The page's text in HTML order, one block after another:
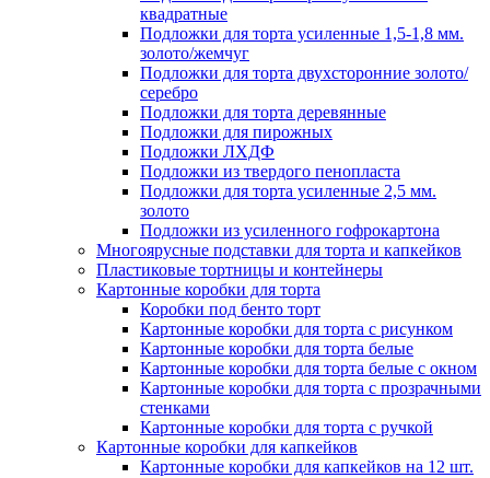
квадратные
Подложки для торта усиленные 1,5-1,8 мм.
золото/жемчуг
Подложки для торта двухсторонние золото/
серебро
Подложки для торта деревянные
Подложки для пирожных
Подложки ЛХДФ
Подложки из твердого пенопласта
Подложки для торта усиленные 2,5 мм.
золото
Подложки из усиленного гофрокартона
Многоярусные подставки для торта и капкейков
Пластиковые тортницы и контейнеры
Картонные коробки для торта
Коробки под бенто торт
Картонные коробки для торта с рисунком
Картонные коробки для торта белые
Картонные коробки для торта белые с окном
Картонные коробки для торта с прозрачными
стенками
Картонные коробки для торта с ручкой
Картонные коробки для капкейков
Картонные коробки для капкейков на 12 шт.